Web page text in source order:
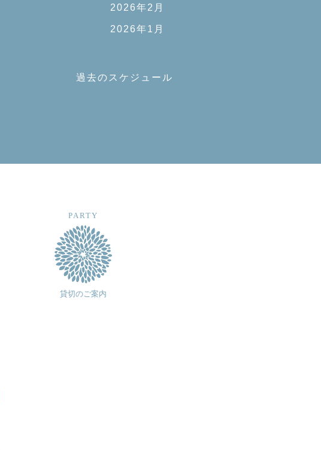
2026年2月
2026年1月
過去のスケジュール
PARTY
貸切のご案内